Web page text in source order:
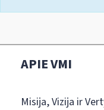
APIE VMI
Misija, Vizija ir